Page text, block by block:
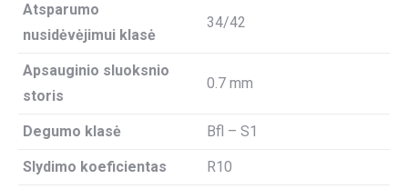
Atsparumo
nusidėvėjimui klasė
34/42
Apsauginio sluoksnio
storis
0.7 mm
Degumo klasė Bfl – S1
Slydimo koeficientas R10